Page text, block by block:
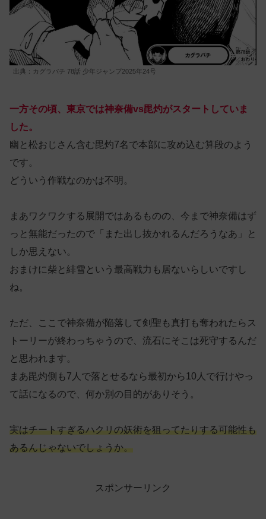
出典：カグラバチ 78話 少年ジャンプ2025年24号
一方その頃、東京では神奈備vs毘灼がスタートしていま
した。
幽と松おじさん含む毘灼7名で本部に攻め込む算段のよう
です。
どういう作戦なのかは不明。
まあワクワクする展開ではあるものの、今まで神奈備はず
っと無能だったので「また出し抜かれるんだろうなあ」と
しか思えない。
おまけに柴と緋雪という最高戦力も居ないらしいですし
ね。
ただ、ここで神奈備が陥落して剣聖も真打も奪われたらス
トーリーが終わっちゃうので、流石にそこは死守するんだ
と思われます。
まあ毘灼側も7人で落とせるなら最初から10人で行けやっ
て話になるので、何か別の目的がありそう。
実はチートすぎるハクリの妖術を狙ってたりする可能性も
あるんじゃないでしょうか。
スポンサーリンク